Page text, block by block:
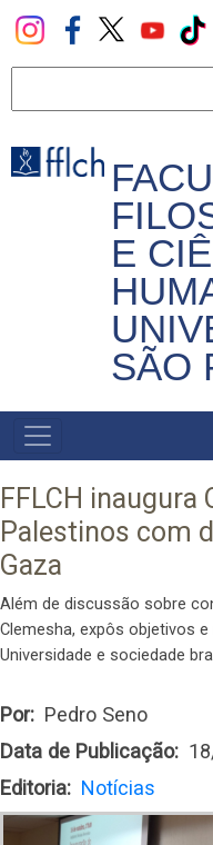
Pular
para
principal
E
SÃO
NAVEGADOR
PRINCIPAL
FFLCH inaugura
Palestinos com
Gaza
Além de discussão sobre
Clemesha, expôs objetivos
Universidade e sociedade
Por
Pedro Seno
Data de Publicação
Editoria
Notícias